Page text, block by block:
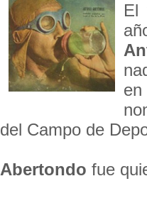
El
del Campo de
Abertondo fue